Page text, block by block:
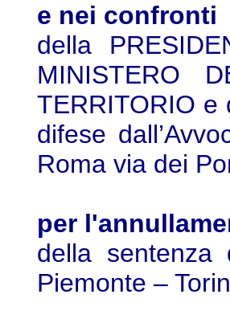
e nei confronti
della
MINISTERO
TERRITORIO e
difese
Roma via dei
per
della sentenza
Piemonte –